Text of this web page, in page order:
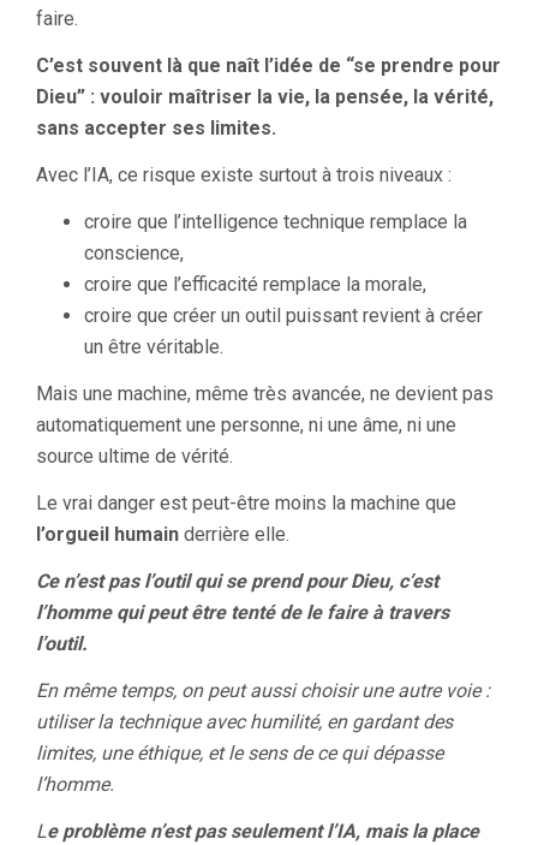
faire.
C’est souvent là que naît l’idée de “se prendre pour
Dieu” : vouloir maîtriser la vie, la pensée, la vérité,
sans accepter ses limites.
Avec l’IA, ce risque existe surtout à trois niveaux :
croire que l’intelligence technique remplace la
conscience,
croire que l’efficacité remplace la morale,
croire que créer un outil puissant revient à créer
un être véritable.
Mais une machine, même très avancée, ne devient pas
automatiquement une personne, ni une âme, ni une
source ultime de vérité.
Le vrai danger est peut-être moins la machine que
l’orgueil humain derrière elle.
Ce n’est pas l’outil qui se prend pour Dieu, c’est
l’homme qui peut être tenté de le faire à travers
l’outil.
En même temps, on peut aussi choisir une autre voie :
utiliser la technique avec humilité, en gardant des
limites, une éthique, et le sens de ce qui dépasse
l’homme.
Le problème n’est pas seulement l’IA, mais la place